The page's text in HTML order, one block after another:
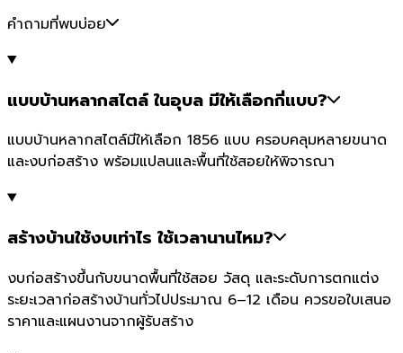
คำถามที่พบบ่อย
แบบบ้านหลากสไตล์ ในอุบล มีให้เลือกกี่แบบ?
แบบบ้านหลากสไตล์มีให้เลือก 1856 แบบ ครอบคลุมหลายขนาด
และงบก่อสร้าง พร้อมแปลนและพื้นที่ใช้สอยให้พิจารณา
สร้างบ้านใช้งบเท่าไร ใช้เวลานานไหม?
งบก่อสร้างขึ้นกับขนาดพื้นที่ใช้สอย วัสดุ และระดับการตกแต่ง
ระยะเวลาก่อสร้างบ้านทั่วไปประมาณ 6–12 เดือน ควรขอใบเสนอ
ราคาและแผนงานจากผู้รับสร้าง